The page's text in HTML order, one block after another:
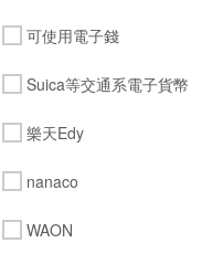
可使用電子錢
Suica等交通系電子貨幣
樂天Edy
nanaco
WAON